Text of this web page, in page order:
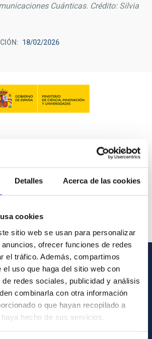
Detalles Acerca de las cookies
cookies
sitio web se usan para personalizar
ofrecer funciones de redes
el tráfico. Además, compartimos
el uso que haga del sitio web con
redes sociales, publicidad y análisis
combinarla con otra información
o que hayan recopilado a
hecho de sus servicios.
Cuánticas. Crédito: Silvia
18/02/2026